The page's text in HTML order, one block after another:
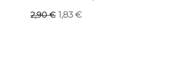
2,90 € 1,83 €